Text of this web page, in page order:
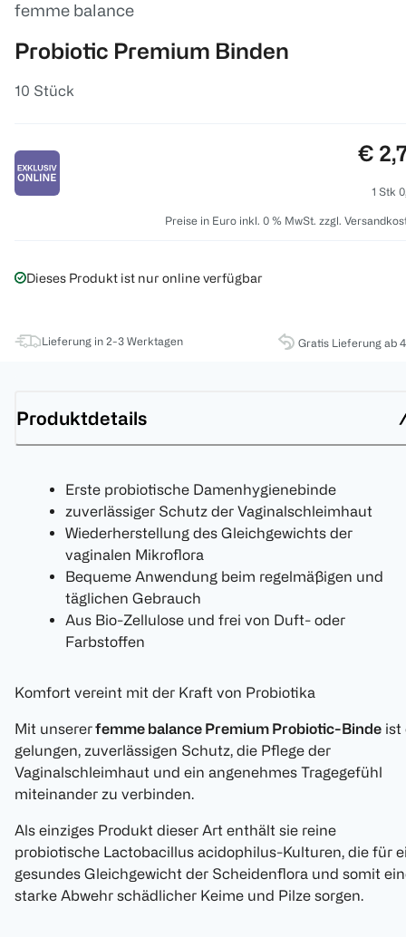
femme balance
Probiotic Premium Binden
10 Stück
€
1 Stk
Preise in Euro inkl. 0 % MwSt. zzgl.
Dieses Produkt ist nur online verfügbar
Lieferung in 2-3 Werktagen Gratis Lieferung ab
Produktdetails
Erste probiotische Damenhygienebinde
zuverlässiger Schutz der Vaginalschleimhaut
Wiederherstellung des Gleichgewichts der
vaginalen Mikroflora
Bequeme Anwendung beim regelmäßigen und
täglichen Gebrauch
Aus Bio-Zellulose und frei von Duft- oder
Farbstoffen
Komfort vereint mit der Kraft von Probiotika
Mit unsererfemme balance Premium Probiotic-Binde ist
gelungen, zuverlässigen Schutz, die Pflege der
Vaginalschleimhaut und ein angenehmes Tragegefühl
miteinander zu verbinden.
Als einziges Produkt dieser Art enthält sie reine
probiotische Lactobacillus acidophilus-Kulturen, die für
gesundes Gleichgewicht der Scheidenflora und somit
starke Abwehr schädlicher Keime und Pilze sorgen.